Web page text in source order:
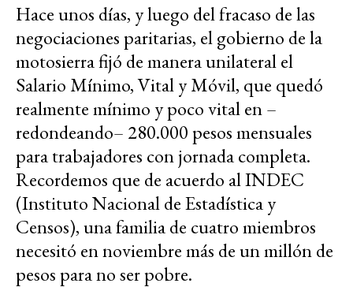
Hace unos días, y luego del fracaso de las
negociaciones paritarias, el gobierno de la
motosierra fijó de manera unilateral el
Salario Mínimo, Vital y Móvil, que quedó
realmente mínimo y poco vital en –
redondeando– 280.000 pesos mensuales
para trabajadores con jornada completa.
Recordemos que de acuerdo al INDEC
(Instituto Nacional de Estadística y
Censos), una familia de cuatro miembros
necesitó en noviembre más de un millón de
pesos para no ser pobre.